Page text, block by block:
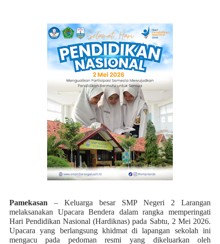
Pamekasan – Keluarga besar SMP Negeri 2 Larangan
melaksanakan Upacara Bendera dalam rangka memperingati
Hari Pendidikan Nasional (Hardiknas) pada Sabtu, 2 Mei 2026.
Upacara yang berlangsung khidmat di lapangan sekolah ini
mengacu pada pedoman resmi yang dikeluarkan oleh